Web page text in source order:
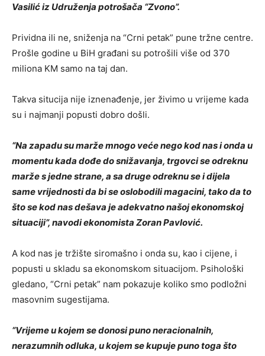
Vasilić iz Udruženja potrošača “Zvono”.
Prividna ili ne, sniženja na “Crni petak” pune tržne centre.
Prošle godine u BiH građani su potrošili više od 370
miliona KM samo na taj dan.
Takva situcija nije iznenađenje, jer živimo u vrijeme kada
su i najmanji popusti dobro došli.
“Na zapadu su marže mnogo veće nego kod nas i onda u
momentu kada dođe do snižavanja, trgovci se odreknu
marže s jedne strane, a sa druge odreknu se i dijela
same vrijednosti da bi se oslobodili magacini, tako da to
što se kod nas dešava je adekvatno našoj ekonomskoj
situaciji”, navodi ekonomista Zoran Pavlović.
A kod nas je tržište siromašno i onda su, kao i cijene, i
popusti u skladu sa ekonomskom situacijom. Psihološki
gledano, “Crni petak” nam pokazuje koliko smo podložni
masovnim sugestijama.
“Vrijeme u kojem se donosi puno neracionalnih,
nerazumnih odluka, u kojem se kupuje puno toga što